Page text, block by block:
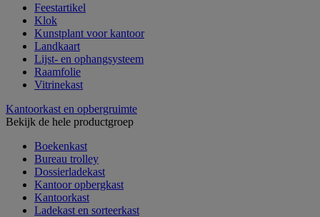
Feestartikel
Klok
Kunstplant voor kantoor
Landkaart
Lijst- en ophangsysteem
Raamfolie
Vitrinekast
Kantoorkast en opbergruimte
Bekijk de hele productgroep
Boekenkast
Bureau trolley
Dossierladekast
Kantoor opbergkast
Kantoorkast
Ladekast en sorteerkast